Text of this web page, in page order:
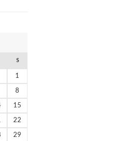
S
1
8
15
22
29